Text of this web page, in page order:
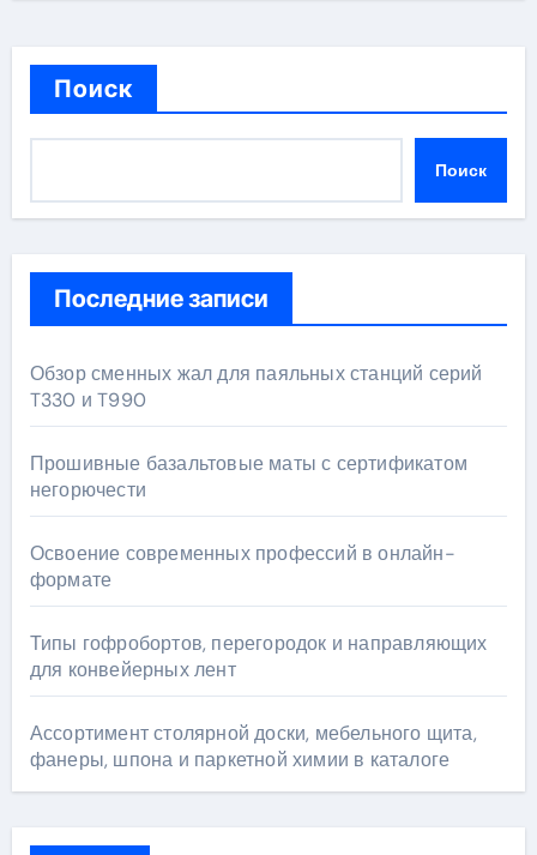
Поиск
Поиск
Последние записи
Обзор сменных жал для паяльных станций серий
T330 и T990
Прошивные базальтовые маты с сертификатом
негорючести
Освоение современных профессий в онлайн-
формате
Типы гофробортов, перегородок и направляющих
для конвейерных лент
Ассортимент столярной доски, мебельного щита,
фанеры, шпона и паркетной химии в каталоге